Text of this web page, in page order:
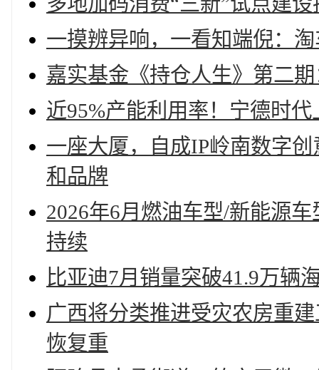
一摸辨异响，一看知端倪：
嘉实基金《持仓人生》第二
近95%产能利用率！宁德时
一座大厦，自成IP岭南数字
和品牌
2026年6月燃油车型/新能源
持续
比亚迪7月销量突破41.9万辆
广西将分类推进受灾农房重
恢复重